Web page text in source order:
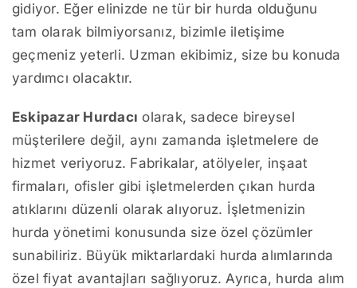
gidiyor. Eğer elinizde ne tür bir hurda olduğunu
tam olarak bilmiyorsanız, bizimle iletişime
geçmeniz yeterli. Uzman ekibimiz, size bu konuda
yardımcı olacaktır.
Eskipazar Hurdacı olarak, sadece bireysel
müşterilere değil, aynı zamanda işletmelere de
hizmet veriyoruz. Fabrikalar, atölyeler, inşaat
firmaları, ofisler gibi işletmelerden çıkan hurda
atıklarını düzenli olarak alıyoruz. İşletmenizin
hurda yönetimi konusunda size özel çözümler
sunabiliriz. Büyük miktarlardaki hurda alımlarında
özel fiyat avantajları sağlıyoruz. Ayrıca, hurda alım